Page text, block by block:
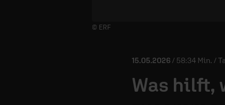
Player starten/anhalten
© ERF
15.05.2026 / 58:34 Min. /
Was hilft,